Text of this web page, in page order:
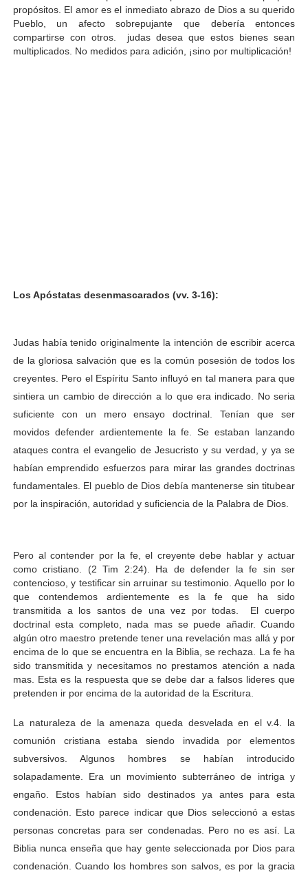
propósitos. El amor es el inmediato abrazo de Dios a su querido
Pueblo, un afecto sobrepujante que debería entonces
compartirse con otros. judas desea que estos bienes sean
multiplicados. No medidos para adición, ¡sino por multiplicación!
Los Apóstatas desenmascarados (vv. 3-16):
Judas había tenido originalmente la intención de escribir acerca
de la gloriosa salvación que es la común posesión de todos los
creyentes. Pero el Espíritu Santo influyó en tal manera para que
sintiera un cambio de dirección a lo que era indicado. No seria
suficiente con un mero ensayo doctrinal. Tenían que ser
movidos defender ardientemente la fe. Se estaban lanzando
ataques contra el evangelio de Jesucristo y su verdad, y ya se
habían emprendido esfuerzos para mirar las grandes doctrinas
fundamentales. El pueblo de Dios debía mantenerse sin titubear
por la inspiración, autoridad y suficiencia de la Palabra de Dios.
Pero al contender por la fe, el creyente debe hablar y actuar
como cristiano. (2 Tim 2:24). Ha de defender la fe sin ser
contencioso, y testificar sin arruinar su testimonio.Aquello por lo
que contendemos ardientemente es la fe que ha sido
transmitida a los santos de una vez por todas. El cuerpo
doctrinal esta completo, nada mas se puede añadir. Cuando
algún otro maestro pretende tener una revelación mas allá y por
encima de lo que se encuentra en la Biblia, se rechaza. La fe ha
sido transmitida y necesitamos no prestamos atención a nada
mas. Esta es la respuesta que se debe dar a falsos lideres que
pretenden ir por encima de la autoridad de la Escritura.
La naturaleza de la amenaza queda desvelada en el v.4. la
comunión cristiana estaba siendo invadida por elementos
subversivos. Algunos hombres se habían introducido
solapadamente. Era un movimiento subterráneo de intriga y
engaño. Estos habían sido destinados ya antes para esta
condenación. Esto parece indicar que Dios seleccionó a estas
personas concretas para ser condenadas. Pero no es así. La
Biblia nunca enseña que hay gente seleccionada por Dios para
condenación. Cuando los hombres son salvos, es por la gracia